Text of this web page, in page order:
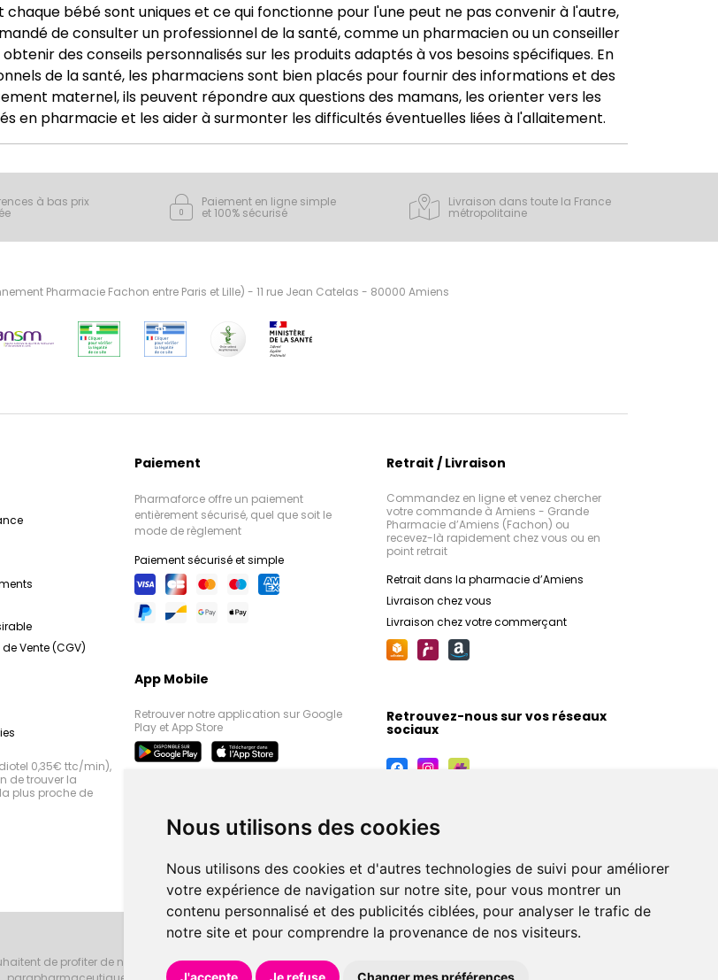
Nous utilisons des cookies
Nous utilisons des cookies et d'autres technologies de suivi pour améliorer
votre expérience de navigation sur notre site, pour vous montrer un
contenu personnalisé et des publicités ciblées, pour analyser le trafic de
notre site et pour comprendre la provenance de nos visiteurs.
J'accepte Je refuse Changer mes préférences
chaque bébé sont uniques et ce qui fonctionne pour l'une peut ne pas convenir à l'autre,
de consulter un professionnel de la santé, comme un pharmacien ou un conseiller
des conseils personnalisés sur les produits adaptés à vos besoins spécifiques. En
de la santé, les pharmaciens sont bien placés pour fournir des informations et des
maternel, ils peuvent répondre aux questions des mamans, les orienter vers les
en pharmacie et les aider à surmonter les difficultés éventuelles liées à l'allaitement.
à bas prix Paiement en ligne simple
et 100% sécurisé
Livraison dans toute la France
métropolitaine
Pharmacie Fachon entre Paris et Lille) - 11 rue Jean Catelas - 80000 Amiens
Vente (CGV)
0,35€ ttc/min),
de trouver la
plus proche de
Paiement
Pharmaforce offre un paiement
entièrement sécurisé, quel que soit le
mode de règlement
Paiement sécurisé et simple
App Mobile
Retrouver notre application sur Google
Play et App Store
Retrait / Livraison
Commandez en ligne et venez chercher
votre commande à Amiens - Grande
Pharmacie d’Amiens (Fachon) ou
recevez-là rapidement chez vous ou en
point retrait
Retrait dans la pharmacie d’Amiens
Livraison chez vous
Livraison chez votre commerçant
Retrouvez-nous sur vos réseaux
sociaux
de profiter de notre accueil, de nos conseils pharmaceutiques, orthopédiques, homéopathiques,